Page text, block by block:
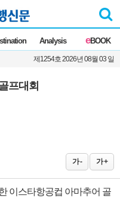
Analysis eBOOK
제1254호 2026년 08월 03 일
프대회
가 - 가 +
이스타항공컵 아마추어 골